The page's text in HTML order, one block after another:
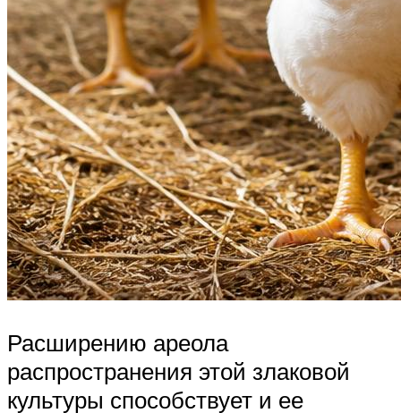
Расширению ареола
распространения этой злаковой
культуры способствует и ее